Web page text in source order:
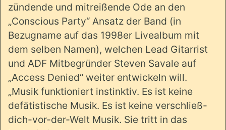
zündende und mitreißende Ode an den
„Conscious Party“ Ansatz der Band (in
Bezugname auf das 1998er Livealbum mit
dem selben Namen), welchen Lead Gitarrist
und ADF Mitbegründer Steven Savale auf
„Access Denied“ weiter entwickeln will.
„Musik funktioniert instinktiv. Es ist keine
defätistische Musik. Es ist keine verschließ-
dich-vor-der-Welt Musik. Sie tritt in das